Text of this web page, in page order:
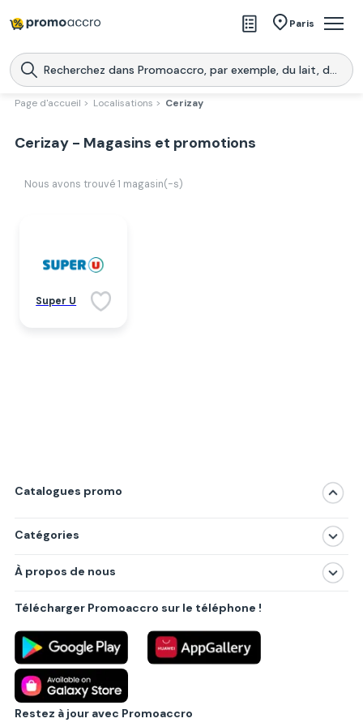
Paris
Magasins
Produits
Promoaccro
Page d'accueil > Localisations > Cerizay
Cerizay - Magasins et promotions
Nous avons trouvé 1 magasin(-s)
Super U
Catalogues promo
Catégories
Produits
Villes principales
À propos de nous
Politique de confidentialité
Règlements
Partenariat B2B
Blog
Contact
Télécharger Promoaccro sur le téléphone !
Restez à jour avec Promoaccro